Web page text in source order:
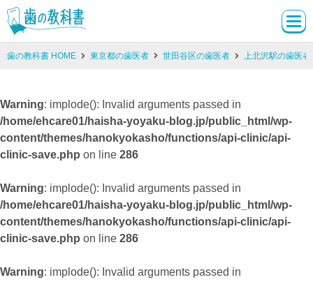
歯の教科書 HOME 東京都の歯医者 世田谷区の歯医者 上北沢駅の歯医者
Warning: implode(): Invalid arguments passed in
/home/ehcare01/haisha-yoyaku-blog.jp/public_html/wp-
content/themes/hanokyokasho/functions/api-clinic/api-
clinic-save.php on line 286
Warning: implode(): Invalid arguments passed in
/home/ehcare01/haisha-yoyaku-blog.jp/public_html/wp-
content/themes/hanokyokasho/functions/api-clinic/api-
clinic-save.php on line 286
Warning: implode(): Invalid arguments passed in